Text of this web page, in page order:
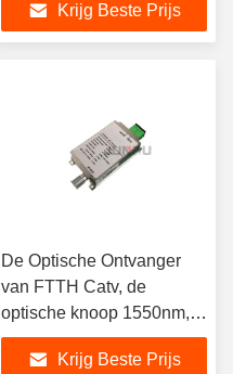
Krijg Beste Prijs
De Optische Ontvanger
van FTTH Catv, de
optische knoop 1550nm,
wDM module van FTTH
Krijg Beste Prijs